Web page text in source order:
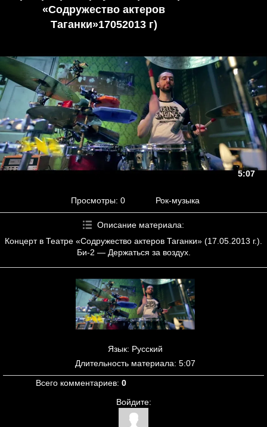
«Содружество актеров
Таганки»17052013 г)
5:07
Просмотры: 0 Рок-музыка
Описание материала:
Концерт в Театре «Содружество актеров Таганки» (17.05.2013 г.).
Би-2 — Держаться за воздух.
Язык: Русский
Длительность материала: 5:07
Всего комментариев: 0
Войдите: